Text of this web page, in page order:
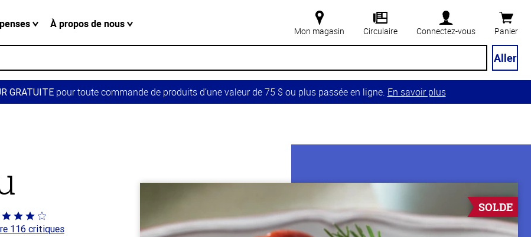
À propos de nous
Mon magasin Circulaire Connectez-vous Panier
Aller
GRATUITEpour toute commande de produits d’une valeur de 75 $ ou plus passée en ligne. En savoir plus
SOLDE
sur116 critiques